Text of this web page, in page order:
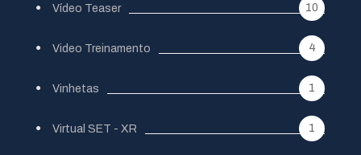
Vídeo Teaser 10
Video Treinamento 4
Vinhetas 1
Virtual SET - XR 1